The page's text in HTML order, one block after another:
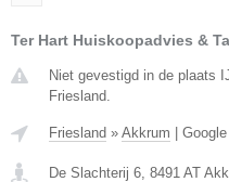
Ter Hart Huiskoopadvies &
Niet gevestigd in de plaats
Friesland.
Friesland » Akkrum
De Slachterij 6, 8491 AT